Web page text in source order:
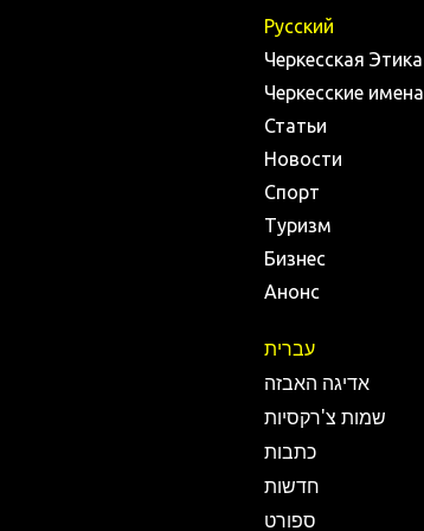
Русский
Черкесская Этика
Черкесские имена
Статьи
Новости
Спорт
Туризм
Бизнес
Анонс
עברית
אדיגה האבזה
שמות צ'רקסיות
כתבות
חדשות
ספורט